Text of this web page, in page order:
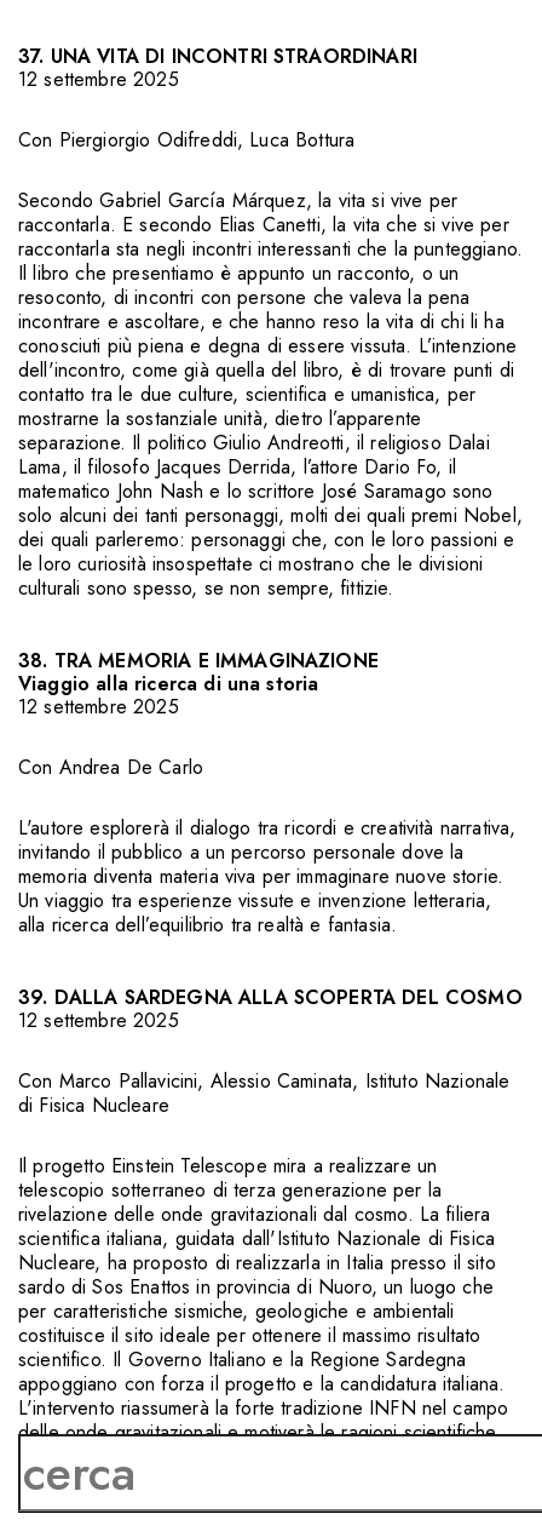
37. UNA VITA DI INCONTRI STRAORDINARI
12 settembre 2025
Con Piergiorgio Odifreddi, Luca Bottura
Secondo Gabriel García Márquez, la vita si vive per
raccontarla. E secondo Elias Canetti, la vita che si vive per
raccontarla sta negli incontri interessanti che la punteggiano.
Il libro che presentiamo è appunto un racconto, o un
resoconto, di incontri con persone che valeva la pena
incontrare e ascoltare, e che hanno reso la vita di chi li ha
conosciuti più piena e degna di essere vissuta. L’intenzione
dell'incontro, come già quella del libro, è di trovare punti di
contatto tra le due culture, scientifica e umanistica, per
mostrarne la sostanziale unità, dietro l’apparente
separazione. Il politico Giulio Andreotti, il religioso Dalai
Lama, il filosofo Jacques Derrida, l’attore Dario Fo, il
matematico John Nash e lo scrittore José Saramago sono
solo alcuni dei tanti personaggi, molti dei quali premi Nobel,
dei quali parleremo: personaggi che, con le loro passioni e
le loro curiosità insospettate ci mostrano che le divisioni
culturali sono spesso, se non sempre, fittizie.
38. TRA MEMORIA E IMMAGINAZIONE
Viaggio alla ricerca di una storia
12 settembre 2025
Con Andrea De Carlo
L'autore esplorerà il dialogo tra ricordi e creatività narrativa,
invitando il pubblico a un percorso personale dove la
memoria diventa materia viva per immaginare nuove storie.
Un viaggio tra esperienze vissute e invenzione letteraria,
alla ricerca dell’equilibrio tra realtà e fantasia.
39. DALLA SARDEGNA ALLA SCOPERTA DEL COSMO
12 settembre 2025
Con Marco Pallavicini, Alessio Caminata, Istituto Nazionale
di Fisica Nucleare
Il progetto Einstein Telescope mira a realizzare un
telescopio sotterraneo di terza generazione per la
rivelazione delle onde gravitazionali dal cosmo. La filiera
scientifica italiana, guidata dall'Istituto Nazionale di Fisica
Nucleare, ha proposto di realizzarla in Italia presso il sito
sardo di Sos Enattos in provincia di Nuoro, un luogo che
per caratteristiche sismiche, geologiche e ambientali
costituisce il sito ideale per ottenere il massimo risultato
scientifico. Il Governo Italiano e la Regione Sardegna
appoggiano con forza il progetto e la candidatura italiana.
L'intervento riassumerà la forte tradizione INFN nel campo
delle onde gravitazionali e motiverà le ragioni scientifiche,
un'opportunità unica per la scienza europea e per il nostro
Paese.